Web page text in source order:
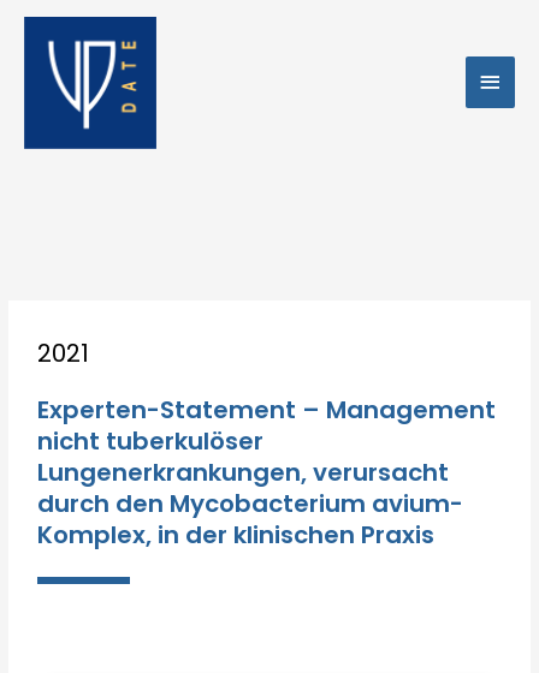
Zum
springen
2021
Experten-Statement – Management
nicht tuberkulöser
Lungenerkrankungen, verursacht
durch den Mycobacterium avium-
Komplex, in der klinischen Praxis
navigation